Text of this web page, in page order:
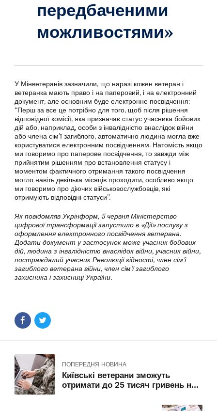
передбаченими
можливостями»
У Мінветеранів зазначили, що наразі кожен ветеран і
ветеранка мають право і на паперовий, і на електронний
документ, але основним буде електронне посвідчення:
“Перш за все це потрібно для того, щоб після рішення
відповідної комісії, яка призначає статус учасника бойових
дій або, наприклад, особи з інвалідністю внаслідок війни
або члена сім’ї загиблого, автоматично людина могла вже
користуватися електронним посвідченням. Натомість якщо
ми говоримо про паперове посвідчення, то завжди між
прийнятим рішенням про встановлення статусу і
моментом фактичного отримання такого посвідчення
могло навіть декілька місяців проходити, особливо якщо
ми говоримо про діючих військовослужбовців, які
отримують відповідні статуси”.
Як повідомляв Укрінформ, 5 червня Міністерство
цифрової трансформації запустило в «Дії» послугу з
оформлення електронного посвідчення ветерана.
Додати документ у застосунок може учасник бойових
дій, людина з інвалідністю внаслідок війни, учасник війни,
постраждалий учасник Революції гідності, член сім’ї
загиблого ветерана війни, член сім’ї загиблого
захисника і захисниці України.
ПОПЕРЕДНЯ НОВИНА
Київські ветерани зможуть
отримати до 25 тисяч гривень на